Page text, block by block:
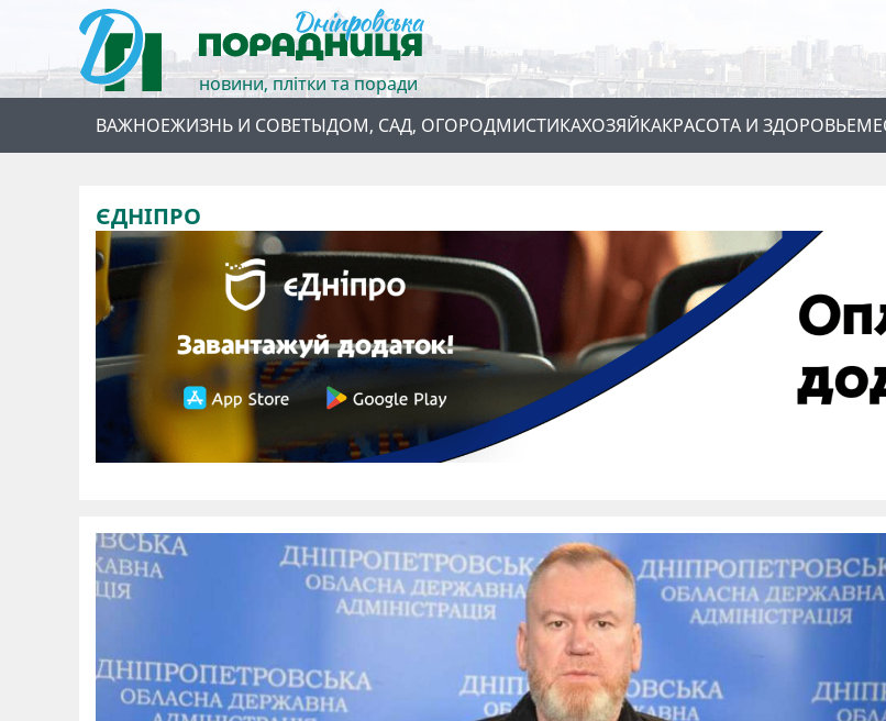
новини, плітки та поради
ВАЖНОЕЖИЗНЬ И СОВЕТЫДОМ, САД, ОГОРОДМИСТИКАХОЗЯЙКАКРАСОТА И ЗДОРОВЬЕ
ЄДНІПРО